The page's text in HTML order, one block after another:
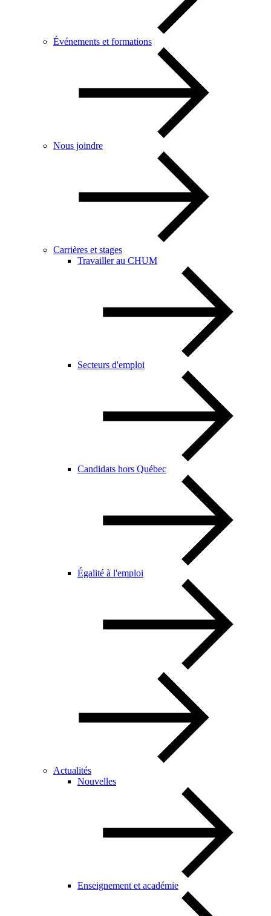
Événements et formations
Nous joindre
Carrières et stages
Travailler au CHUM
Secteurs d'emploi
Candidats hors Québec
Égalité à l'emploi
Actualités
Nouvelles
Enseignement et académie